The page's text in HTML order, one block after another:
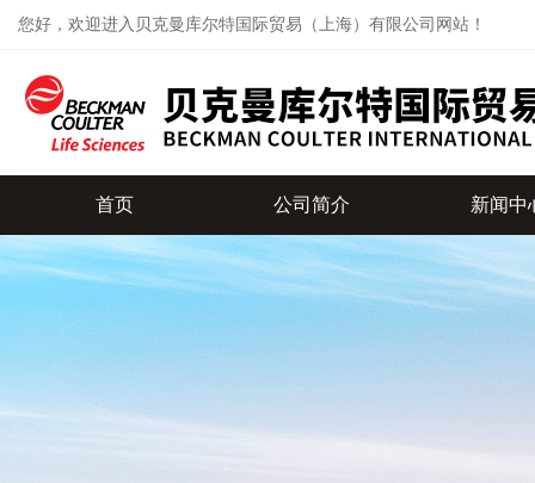
您好，欢迎进入贝克曼库尔特国际贸易（上海）有限公司网站！
首页 公司简介 新闻中